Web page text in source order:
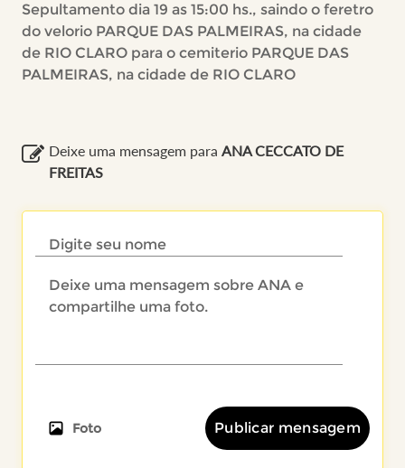
Sepultamento dia 19 as 15:00 hs., saindo o feretro
do velorio PARQUE DAS PALMEIRAS, na cidade
de RIO CLARO para o cemiterio PARQUE DAS
PALMEIRAS, na cidade de RIO CLARO
Deixe uma mensagem para ANA CECCATO DE
FREITAS
Foto Publicar mensagem